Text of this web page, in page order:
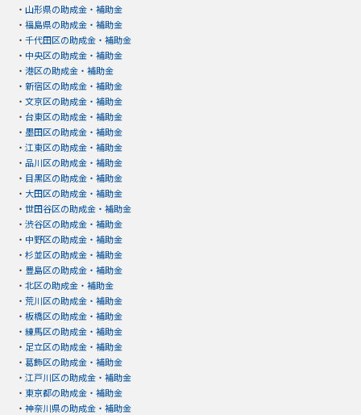
・ 山形県の助成金・補助金
・ 福島県の助成金・補助金
・ 千代田区の助成金・補助金
・ 中央区の助成金・補助金
・ 港区の助成金・補助金
・ 新宿区の助成金・補助金
・ 文京区の助成金・補助金
・ 台東区の助成金・補助金
・ 墨田区の助成金・補助金
・ 江東区の助成金・補助金
・ 品川区の助成金・補助金
・ 目黒区の助成金・補助金
・ 大田区の助成金・補助金
・ 世田谷区の助成金・補助金
・ 渋谷区の助成金・補助金
・ 中野区の助成金・補助金
・ 杉並区の助成金・補助金
・ 豊島区の助成金・補助金
・ 北区の助成金・補助金
・ 荒川区の助成金・補助金
・ 板橋区の助成金・補助金
・ 練馬区の助成金・補助金
・ 足立区の助成金・補助金
・ 葛飾区の助成金・補助金
・ 江戸川区の助成金・補助金
・ 東京都の助成金・補助金
・ 神奈川県の助成金・補助金